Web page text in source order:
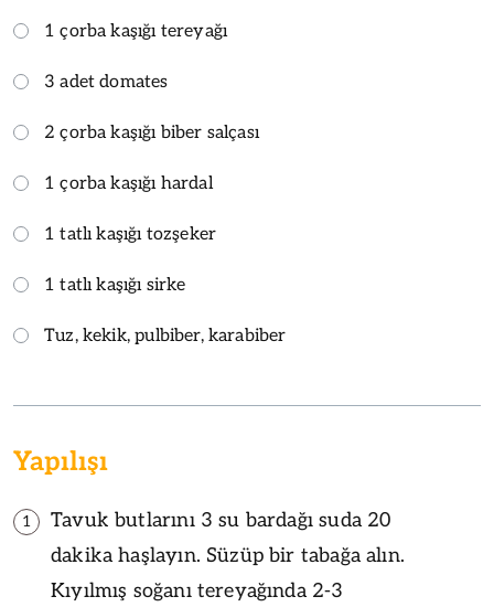
1 çorba kaşığı tereyağı
3 adet domates
2 çorba kaşığı biber salçası
1 çorba kaşığı hardal
1 tatlı kaşığı tozşeker
1 tatlı kaşığı sirke
Tuz, kekik, pulbiber, karabiber
Yapılışı
1
Tavuk butlarını 3 su bardağı suda 20
dakika haşlayın. Süzüp bir tabağa alın.
Kıyılmış soğanı tereyağında 2-3